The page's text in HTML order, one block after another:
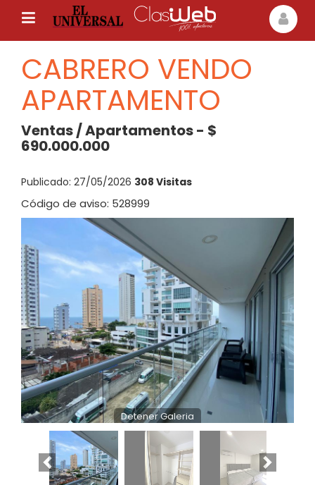
CABRERO VENDO
APARTAMENTO
Ventas / Apartamentos - $
690.000.000
Publicado: 27/05/2026 308 Visitas
Código de aviso: 528999
Detener Galeria